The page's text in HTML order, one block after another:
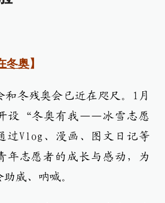
冬奥】
和冬残奥会已近在咫尺。1月
设“冬奥有我——冰雪志愿
过Vlog、漫画、图文日记等
年志愿者的成长与感动，为
威、呐喊。